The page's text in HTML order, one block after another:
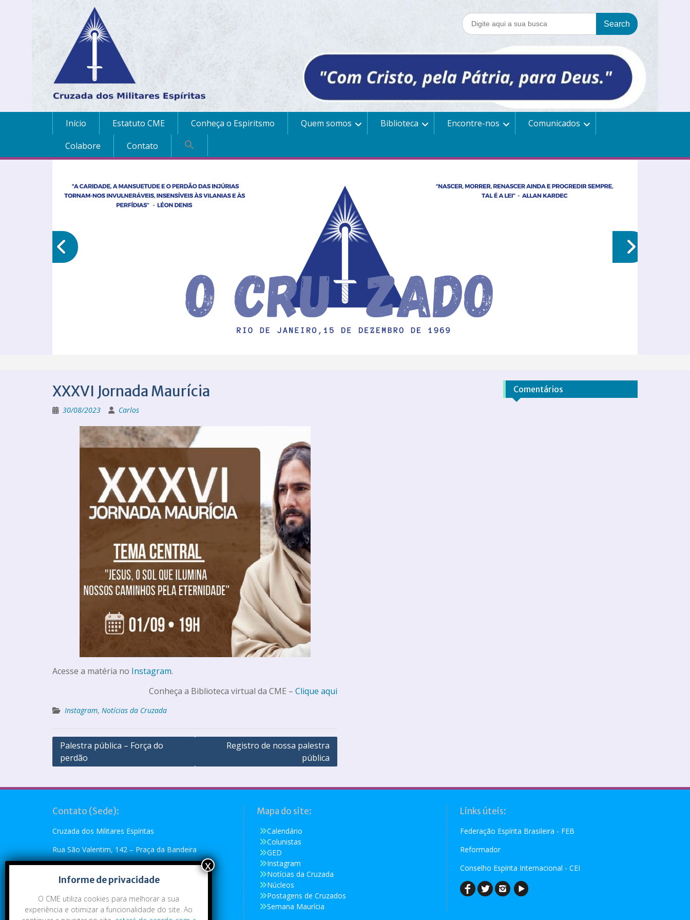
Início Estatuto CME Conheça o Espiritsmo Quem somos Biblioteca Encontre-nos
Comunicados
Colabore
Contato
XXXVI Jornada Maurícia
30/08/2023 Carlos
Acesse a matéria no Instagram.
Conheça a Biblioteca virtual da CME – Clique aqui
Instagram, Notícias da Cruzada
Palestra pública – Força do
perdão
Registro de nossa palestra
pública
Comentários
Contato (Sede):
Cruzada dos Militares Espíritas
Rua São Valentim, 142 – Praça da Bandeira
Rio de Janeiro, RJ – CEP: 20.260-110
Telefone: (21) 2273-4896 ou (21) 2273-5790
Emai:cme@cme.org.br
Mapa do site:
Calendário
Colunistas
GED
Instagram
Notícias da Cruzada
Núcleos
Postagens de Cruzados
Semana Maurícia
Links úteis:
Federação Espírita Brasileira - FEB
Reformador
Conselho Espírita Internacional - CEI
Informe de privacidade
O CME utiliza cookies para melhorar a sua
experiência e otimizar a funcionalidade do site. Ao